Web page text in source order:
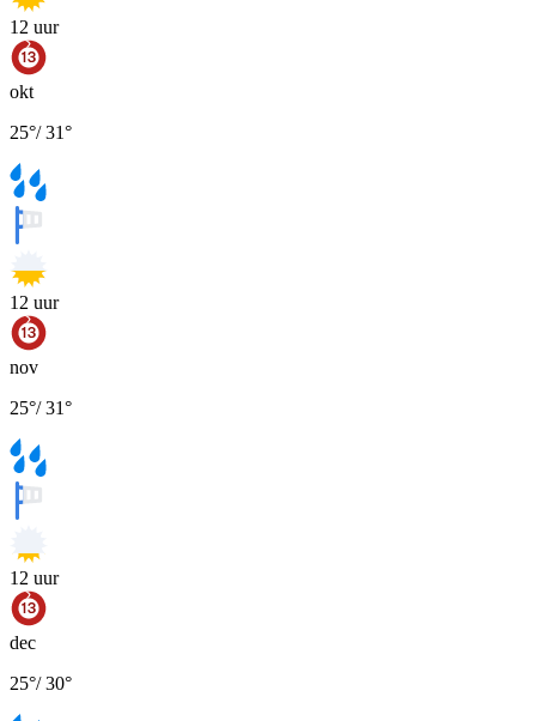
12 uur
okt
25°/31°
12 uur
nov
25°/31°
12 uur
dec
25°/30°